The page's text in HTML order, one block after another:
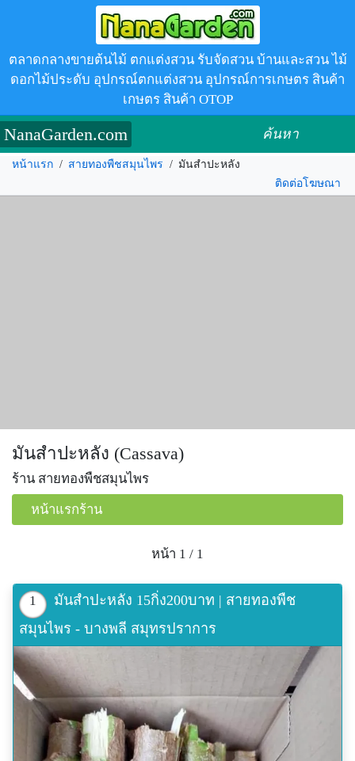
ตลาดกลางขายต้นไม้ ตกแต่งสวน รับจัดสวน บ้านและสวน ไม้
ดอกไม้ประดับ อุปกรณ์ตกแต่งสวน อุปกรณ์การเกษตร สินค้า
เกษตร สินค้า OTOP
NanaGarden.com ค้นหา
หน้าแรก / สายทองพืชสมุนไพร / มันสำปะหลัง
ติดต่อโฆษณา
มันสำปะหลัง (Cassava)
ร้าน สายทองพืชสมุนไพร
หน้าแรกร้าน
หน้า 1 / 1
1
มันสำปะหลัง 15กิ่ง200บาท | สายทองพืช
สมุนไพร - บางพลี สมุทรปราการ